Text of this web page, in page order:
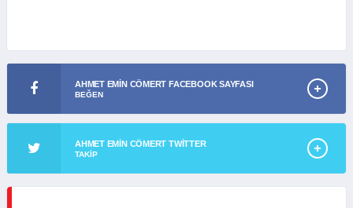
AHMET EMIN CÖMERT FACEBOOK SAYFASI
BEĞEN
AHMET EMIN CÖMERT TWITTER
TAKIP